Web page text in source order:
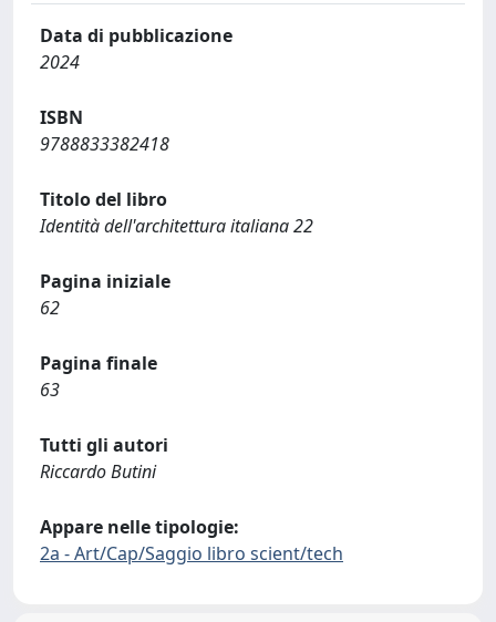
Data di pubblicazione
2024
ISBN
9788833382418
Titolo del libro
Identità dell'architettura italiana 22
Pagina iniziale
62
Pagina finale
63
Tutti gli autori
Riccardo Butini
Appare nelle tipologie:
2a - Art/Cap/Saggio libro scient/tech